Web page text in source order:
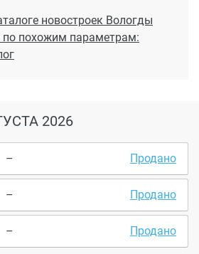
новостроек Вологды
по похожим параметрам:
2026
– Продано
– Продано
– Продано